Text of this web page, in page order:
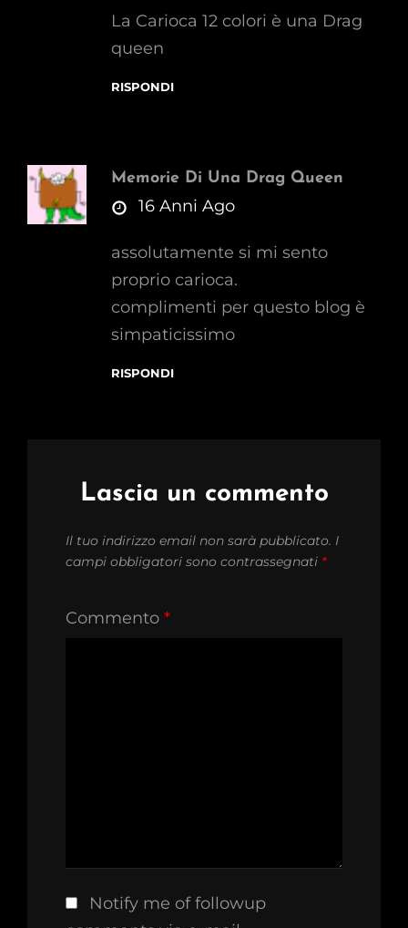
La Carioca 12 colori è una Drag
queen
RISPONDI
Memorie Di Una Drag Queen
says:16 Anni Ago
assolutamente si mi sento
proprio carioca.
complimenti per questo blog è
simpaticissimo
RISPONDI
Lascia un commento
Il tuo indirizzo email non sarà pubblicato. I
campi obbligatori sono contrassegnati *
Commento *
Notify me of followup